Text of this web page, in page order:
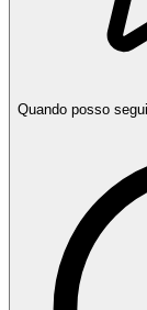
Quando posso